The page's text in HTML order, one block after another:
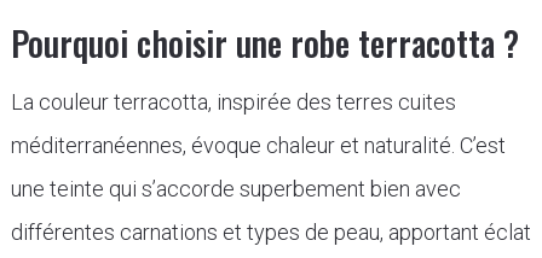
Pourquoi choisir une robe terracotta ?
La couleur terracotta, inspirée des terres cuites
méditerranéennes, évoque chaleur et naturalité. C’est
une teinte qui s’accorde superbement bien avec
différentes carnations et types de peau, apportant éclat